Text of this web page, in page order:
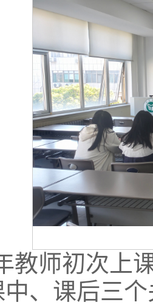
教师初次上
、课后三